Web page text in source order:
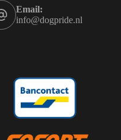
Email:
info@dogpride.nl